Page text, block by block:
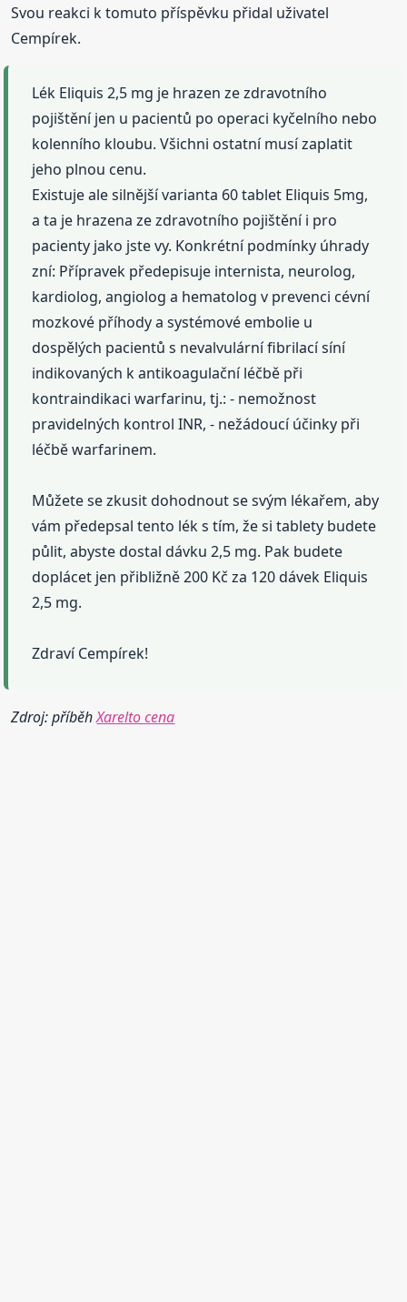
Svou reakci k tomuto příspěvku přidal uživatel
Cempírek.
Lék Eliquis 2,5 mg je hrazen ze zdravotního
pojištění jen u pacientů po operaci kyčelního nebo
kolenního kloubu. Všichni ostatní musí zaplatit
jeho plnou cenu.
Existuje ale silnější varianta 60 tablet Eliquis 5mg,
a ta je hrazena ze zdravotního pojištění i pro
pacienty jako jste vy. Konkrétní podmínky úhrady
zní: Přípravek předepisuje internista, neurolog,
kardiolog, angiolog a hematolog v prevenci cévní
mozkové příhody a systémové embolie u
dospělých pacientů s nevalvulární fibrilací síní
indikovaných k antikoagulační léčbě při
kontraindikaci warfarinu, tj.: - nemožnost
pravidelných kontrol INR, - nežádoucí účinky při
léčbě warfarinem.
Můžete se zkusit dohodnout se svým lékařem, aby
vám předepsal tento lék s tím, že si tablety budete
půlit, abyste dostal dávku 2,5 mg. Pak budete
doplácet jen přibližně 200 Kč za 120 dávek Eliquis
2,5 mg.
Zdraví Cempírek!
Zdroj: příběhXarelto cena